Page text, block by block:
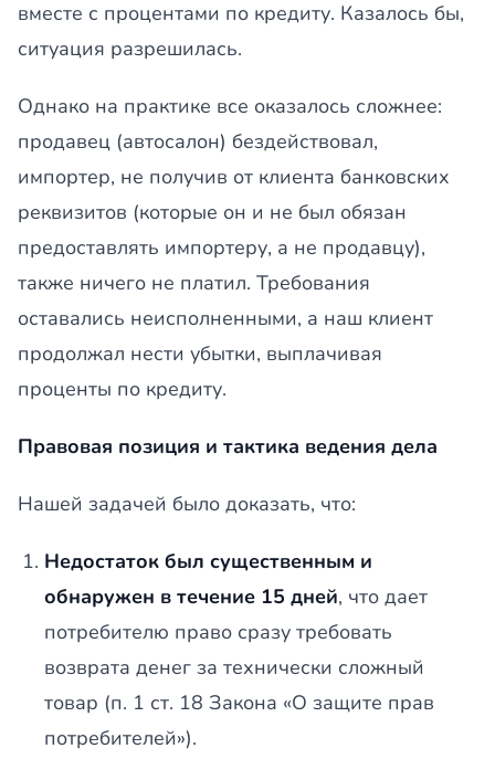
вместе с процентами по кредиту. Казалось бы,
ситуация разрешилась.
Однако на практике все оказалось сложнее:
продавец (автосалон) бездействовал,
импортер, не получив от клиента банковских
реквизитов (которые он и не был обязан
предоставлять импортеру, а не продавцу),
также ничего не платил. Требования
оставались неисполненными, а наш клиент
продолжал нести убытки, выплачивая
проценты по кредиту.
Правовая позиция и тактика ведения дела
Нашей задачей было доказать, что:
Недостаток был существенным и
обнаружен в течение 15 дней, что дает
потребителю право сразу требовать
возврата денег за технически сложный
товар (п. 1 ст. 18 Закона «О защите прав
потребителей»).